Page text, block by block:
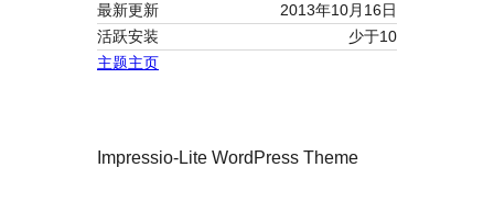
最新更新
2013年10月16日
活跃安装
少于10
主题主页
Impressio-Lite WordPress Theme